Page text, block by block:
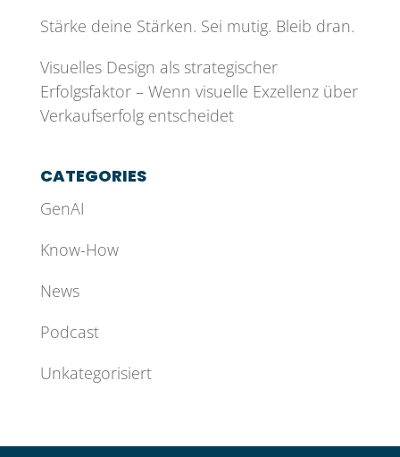
Stärke deine Stärken. Sei mutig. Bleib dran.
Visuelles Design als strategischer
Erfolgsfaktor – Wenn visuelle Exzellenz über
Verkaufserfolg entscheidet
CATEGORIES
GenAI
Know-How
News
Podcast
Unkategorisiert